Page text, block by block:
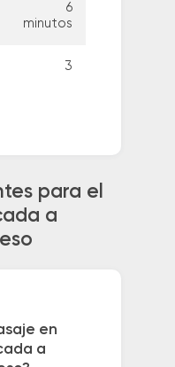
6
minutos
3
para el
a
en
a